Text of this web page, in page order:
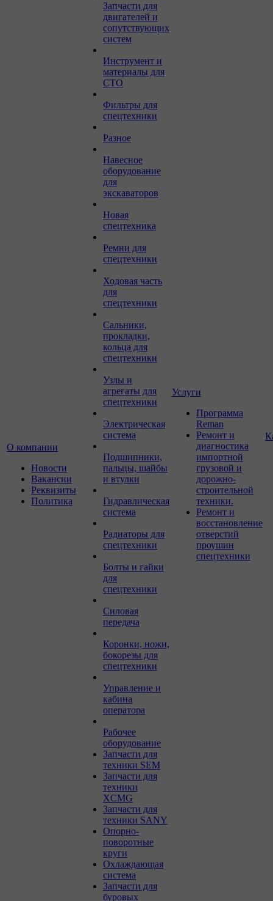
О компании
Новости
Вакансии
Реквизиты
Политика
Запчасти для
двигателей и
сопутствующих
систем
Инструмент и
материалы для
СТО
Фильтры для
спецтехники
Разное
Навесное
оборудование
для
экскаваторов
Новая
спецтехника
Ремни для
спецтехники
Ходовая часть
для
спецтехники
Сальники,
прокладки,
кольца для
спецтехники
Узлы и
агрегаты для
спецтехники
Электрическая
система
Подшипники,
пальцы, шайбы
и втулки
Гидравлическая
система
Радиаторы для
спецтехники
Болты и гайки
для
спецтехники
Силовая
передача
Коронки, ножи,
бокорезы для
спецтехники
Управление и
кабина
оператора
Рабочее
оборудование
Запчасти для
техники SEM
Запчасти для
техники
XCMG
Запчасти для
техники SANY
Опорно-
поворотные
круги
Охлаждающая
система
Запчасти для
буровых
Услуги
Программа
Reman
Ремонт и
диагностика
импортной
грузовой и
дорожно-
строительной
техники.
Ремонт и
восстановление
отверстий
проушин
спецтехники